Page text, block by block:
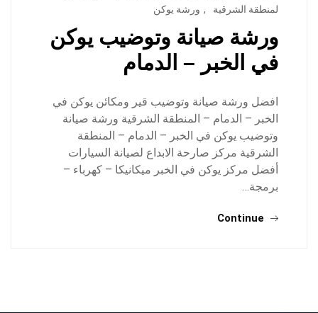
لمنطقة الشرقية
, ورشة يوكن
ورشة صيانة وتوضيب يوكن
في الخبر – الدمام
افضل ورشة صيانة وتوضيب قير ومكائن يوكن في
الخبر – الدمام – المنطقة الشرقية ورشة صيانة
وتوضيب يوكن في الخبر – الدمام – المنطقة
الشرقية مركز صارحة الابداع لصيانة السيارات
أفضل مركز يوكن في الخبر ميكانيكا – كهرباء –
برمجة…
Continue